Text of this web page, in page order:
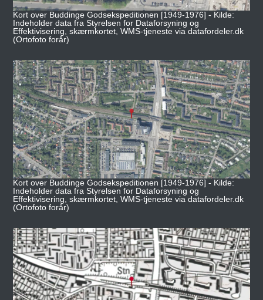
Kort over Buddinge Godsekspeditionen [1949-1976] - Kilde:
Indeholder data fra Styrelsen for Dataforsyning og
Effektivisering, skærmkortet, WMS-tjeneste via datafordeler.dk
(Ortofoto forår)
Kort over Buddinge Godsekspeditionen [1949-1976] - Kilde:
Indeholder data fra Styrelsen for Dataforsyning og
Effektivisering, skærmkortet, WMS-tjeneste via datafordeler.dk
(Ortofoto forår)